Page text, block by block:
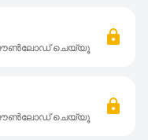
ഡൌൺലോഡ് ചെയ്യൂ
ഡൌൺലോഡ് ചെയ്യൂ